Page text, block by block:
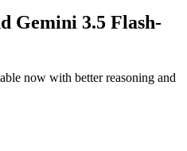
Gemini 3.5 Flash-
now with better reasoning and